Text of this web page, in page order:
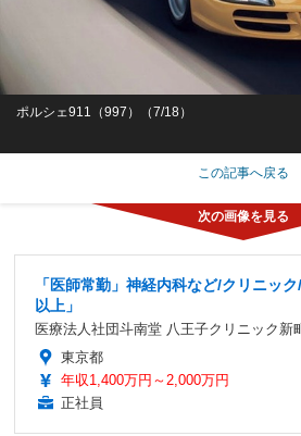
ポルシェ911（997）（7/18）
この記事へ戻る
「医師常勤」神経内科など/クリニッ
以上」
医療法人社団斗南堂 八王子クリニック新
東京都
年収1,400万円～2,000万円
正社員